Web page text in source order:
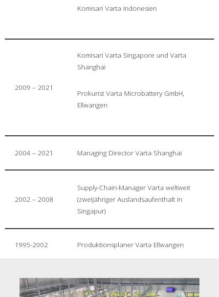
Komisari Varta Indonesien
2009 – 2021
Komisari Varta Singapore und Varta
Shanghai
Prokurist Varta Microbattery GmbH,
Ellwangen
2004 – 2021 Managing Director Varta Shanghai
2002 – 2008
Supply-Chain-Manager Varta weltweit
(zweijähriger Auslandsaufenthalt in
Singapur)
1995-2002 Produktionsplaner Varta Ellwangen
1987 Berufseinstieg bei der Varta